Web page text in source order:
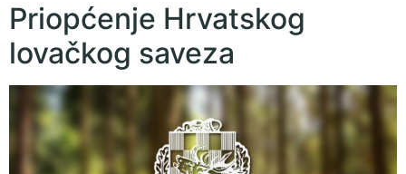
Priopćenje Hrvatskog
lovačkog saveza